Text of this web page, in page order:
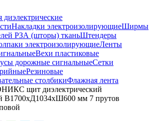
Накладки электроизолирующиеШирмы
РЗА (шторы) тканьШтендеры
электроизолирующиеЛенты
Вехи пластиковые
дорожные сигнальныеСетки
Резиновые
столбикиФлажная лента
щит диэлектрический
В1700хД1034хШ600 мм 7 прутов